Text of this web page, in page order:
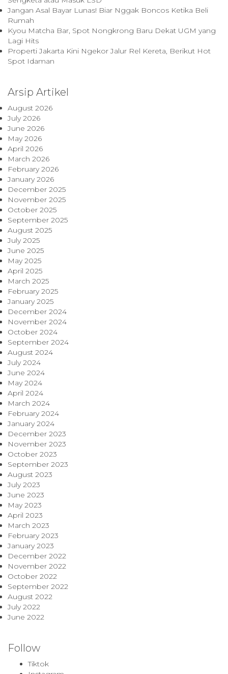
Jangan Asal Bayar Lunas! Biar Nggak Boncos Ketika Beli
Rumah
Kyou Matcha Bar, Spot Nongkrong Baru Dekat UGM yang
Lagi Hits
Properti Jakarta Kini Ngekor Jalur Rel Kereta, Berikut Hot
Spot Idaman
Arsip Artikel
August 2026
July 2026
June 2026
May 2026
April 2026
March 2026
February 2026
January 2026
December 2025
November 2025
October 2025
September 2025
August 2025
July 2025
June 2025
May 2025
April 2025
March 2025
February 2025
January 2025
December 2024
November 2024
October 2024
September 2024
August 2024
July 2024
June 2024
May 2024
April 2024
March 2024
February 2024
January 2024
December 2023
November 2023
October 2023
September 2023
August 2023
July 2023
June 2023
May 2023
April 2023
March 2023
February 2023
January 2023
December 2022
November 2022
October 2022
September 2022
August 2022
July 2022
June 2022
Follow
Tiktok